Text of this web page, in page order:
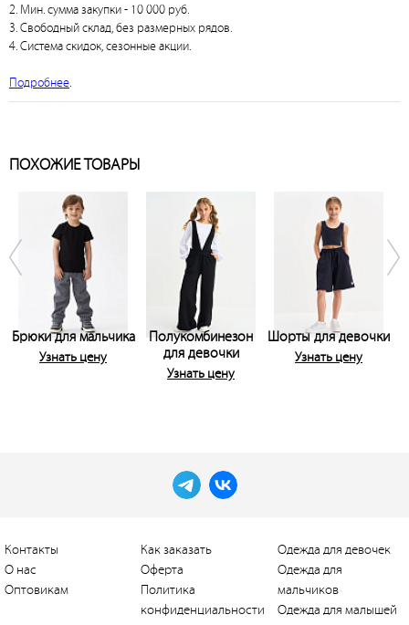
2. Мин. сумма закупки - 10 000 руб.
3. Свободный склад, без размерных рядов.
4. Система скидок, сезонные акции.
Подробнее.
ПОХОЖИЕ ТОВАРЫ
Брюки для мальчика
Узнать цену
Полукомбинезон
для девочки
Узнать цену
Шорты для девочки
Узнать цену
Контакты
О нас
Оптовикам
Как заказать
Оферта
Политика
конфиденциальности
Одежда для девочек
Одежда для
мальчиков
Одежда для малышей